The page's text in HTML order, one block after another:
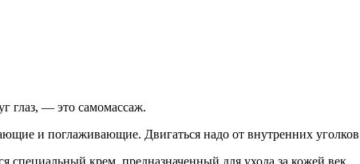
глаз, — это самомассаж.
и поглаживающие. Двигаться надо от внутренних